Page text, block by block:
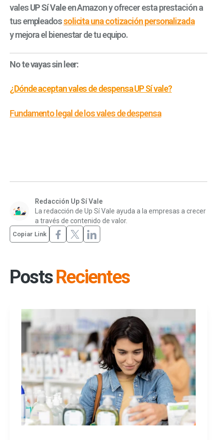
valesUP Sí Valeen Amazon y ofrecer esta prestación a
tus empleadossolicita una cotización personalizada
y mejora el bienestar de tu equipo.
No te vayas sin leer:
¿Dónde aceptan vales de despensa UP Sí vale?
Fundamento legal de los vales de despensa
Redacción Up Sí Vale
La redacción de Up Sí Vale ayuda a la empresas a crecer
a través de contenido de valor.
Copiar Link
Posts Recientes